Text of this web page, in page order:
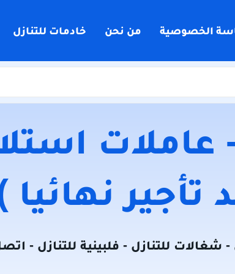
الخصوصية من نحن خادمات للتنازل
عاملات
تأجير نهائيا
- شغالات للتنازل - فلبينية للتنازل -